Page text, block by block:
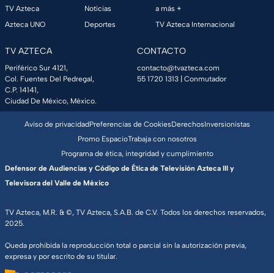
TV Azteca
Azteca UNO
Noticias
Deportes
a más +
TV Azteca Internacional
TV AZTECA
Periférico Sur 4121,
Col. Fuentes Del Pedregal,
C.P. 14141,
Ciudad De México, México.
CONTACTO
contacto@tvazteca.com
55 1720 1313 | Conmutador
TV Azteca, M.R. & ©, TV Azteca, S.A.B. de C.V. Todos los derechos reservados,
2025.
Queda prohibida la reproducción total o parcial sin la autorización previa,
expresa y por escrito de su titular.
Aviso de privacidadPreferencias de CookiesDerechosInversionistas
Promo EspacioTrabaja con nosotros
Programa de ética, integridad y cumplimiento
Defensor de Audiencias y Código de Ética de Televisión Azteca III y
Televisora del Valle de México